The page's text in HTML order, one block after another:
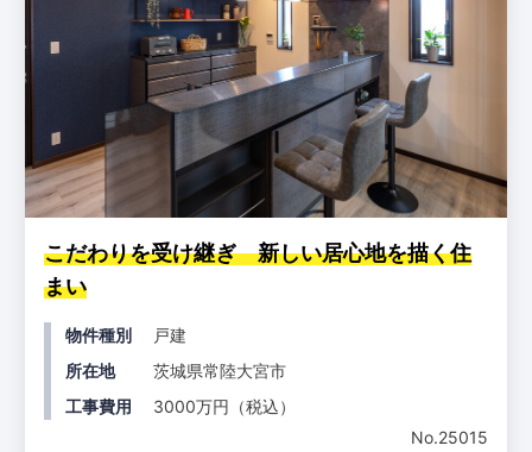
こだわりを受け継ぎ 新しい居心地を描く住
まい
物件種別
戸建
所在地
茨城県常陸大宮市
工事費用
3000万円（税込）
No.25015